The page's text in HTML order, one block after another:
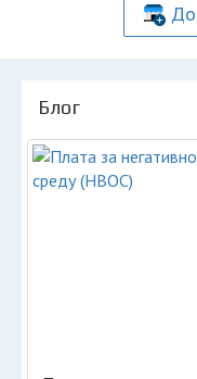
Блог